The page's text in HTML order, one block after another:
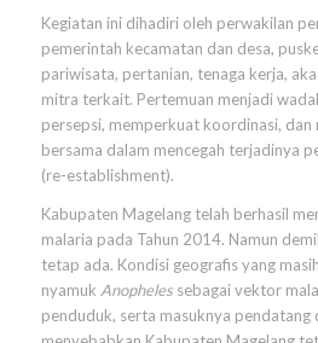
Kegiatan ini dihadiri oleh perwakilan
pemerintah kecamatan dan desa,
pariwisata, pertanian, tenaga kerja,
mitra terkait. Pertemuan menjadi
persepsi, memperkuat koordinasi, dan
bersama dalam mencegah terjadinya
(re-establishment).
Kabupaten Magelang telah berhasil
malaria pada Tahun 2014. Namun
tetap ada. Kondisi geografis yang
nyamuk Anophelessebagai vektor
penduduk, serta masuknya pendatang